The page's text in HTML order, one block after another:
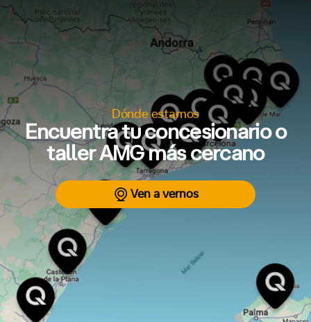
Dónde estamos
Encuentra tu concesionario o
taller AMG más cercano
Ven a vernos